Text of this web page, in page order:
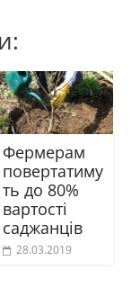
Фермерам
повертатиму
ть до 80%
вартості
саджанців
28.03.2019